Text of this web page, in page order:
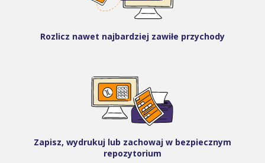
Rozlicz nawet najbardziej zawiłe przychody
Zapisz, wydrukuj lub zachowaj w bezpiecznym
repozytorium